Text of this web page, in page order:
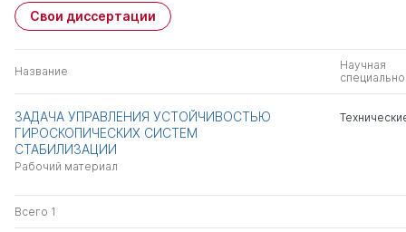
Свои диссертации
Название
Научная
ЗАДАЧА УПРАВЛЕНИЯ УСТОЙЧИВОСТЬЮ
ГИРОСКОПИЧЕСКИХ СИСТЕМ
СТАБИЛИЗАЦИИ
Рабочий материал
Всего 1